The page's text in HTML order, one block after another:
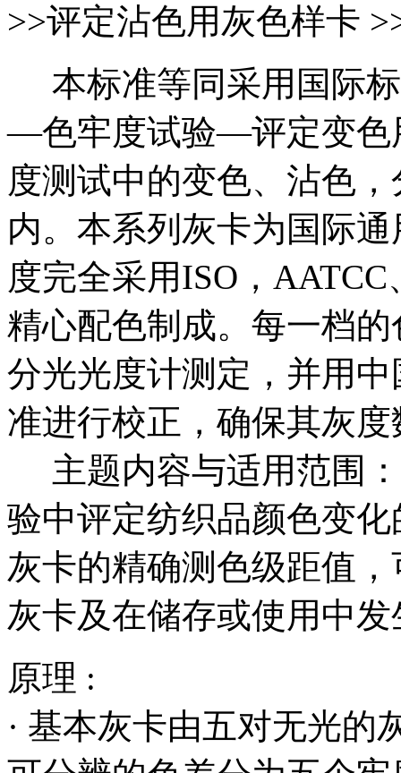
>>评定沾色用灰色样卡
本标准等同采用国际标
—色牢度试验—评定变色
度测试中的变色、沾色
内。本系列灰卡为国际
度完全采用ISO，
精心配色制成。每一档
分光光度计测定，并用
准进行校正，确保其灰
主题内容与适用范围
验中评定纺织品颜色变
灰卡的精确测色级距值
灰卡及在储存或使用中
原理 :
· 基本灰卡由五对无光的